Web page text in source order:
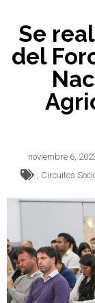
Se
del
noviembre 6,
Circuitos